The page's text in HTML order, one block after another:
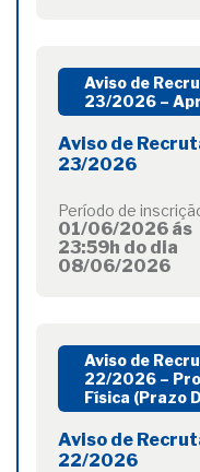
Aviso de
23/2026 –
Aviso de
23/2026
Período de
01/06/2026 ás
23:59h do dia
08/06/2026
Aviso de
22/2026 –
Física (Prazo
Aviso de
22/2026